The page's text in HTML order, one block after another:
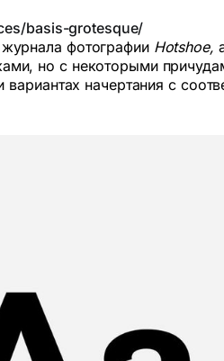
basis-grotesque/
фотографии Hotshoe,
но с некоторыми
начертания с